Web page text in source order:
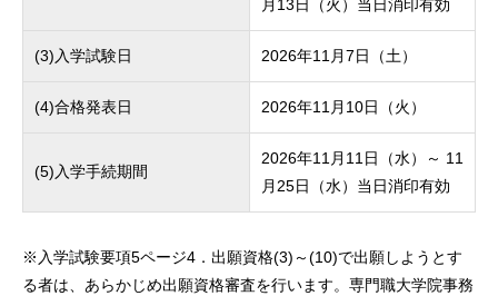
月13日（火）当日消印有効
(3)入学試験日 2026年11月7日（土）
(4)合格発表日 2026年11月10日（火）
(5)入学手続期間
2026年11月11日（水）～ 11
月25日（水）当日消印有効
※入学試験要項5ページ4．出願資格(3)～(10)で出願しようとす
る者は、あらかじめ出願資格審査を行います。専門職大学院事務